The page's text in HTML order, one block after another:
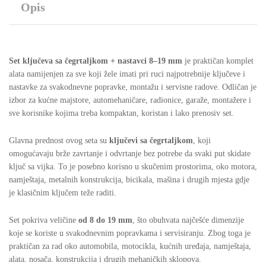
Opis
Set ključeva sa čegrtaljkom + nastavci 8–19 mm je praktičan komplet
alata namijenjen za sve koji žele imati pri ruci najpotrebnije ključeve i
nastavke za svakodnevne popravke, montažu i servisne radove. Odličan je
izbor za kućne majstore, automehaničare, radionice, garaže, montažere i
sve korisnike kojima treba kompaktan, koristan i lako prenosiv set.
Glavna prednost ovog seta su ključevi sa čegrtaljkom , koji
omogućavaju brže zavrtanje i odvrtanje bez potrebe da svaki put skidate
ključ sa vijka. To je posebno korisno u skučenim prostorima, oko motora,
namještaja, metalnih konstrukcija, bicikala, mašina i drugih mjesta gdje
je klasičnim ključem teže raditi.
Set pokriva veličine od 8 do 19 mm , što obuhvata najčešće dimenzije
koje se koriste u svakodnevnim popravkama i servisiranju. Zbog toga je
praktičan za rad oko automobila, motocikla, kućnih uređaja, namještaja,
alata, nosača, konstrukcija i drugih mehaničkih sklopova.